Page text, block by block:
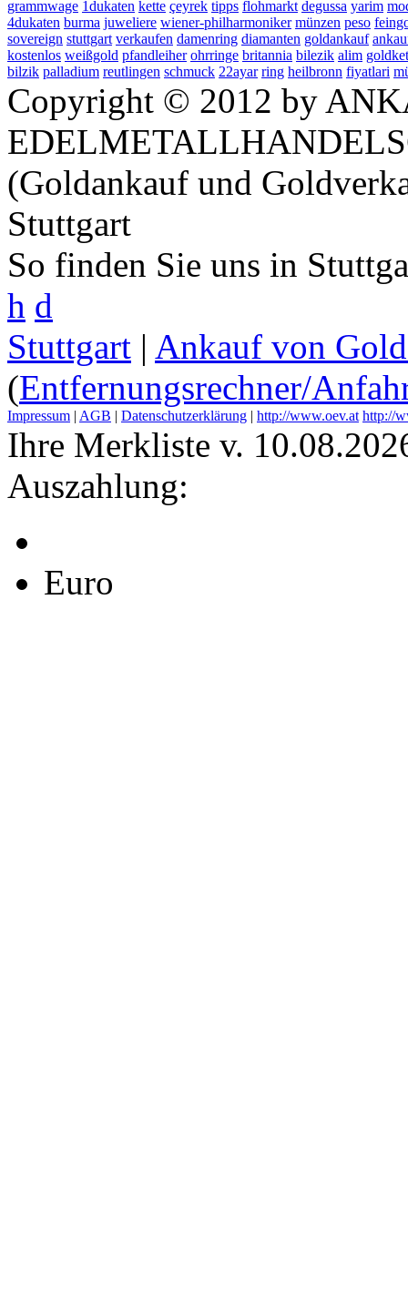
grammwage 1dukaten kette çeyrek tipps flohmarkt degussa yarim
4dukaten burma juweliere wiener-philharmoniker münzen peso
sovereign stuttgart verkaufen damenring diamanten goldankauf
kostenlos weißgold pfandleiher ohrringe britannia bilezik alim
bilzik palladium reutlingen schmuck 22ayar ring heilbronn fiyatlari
Copyright © 2012 by
(Goldankauf und
Stuttgart
So finden Sie uns in
h d
Stuttgart | Ankauf von
(Entfernungsrechner/
Impressum | AGB | Datenschutzerklärung | http://www.oev.at http://
Ihre Merkliste v.
Auszahlung:
Euro